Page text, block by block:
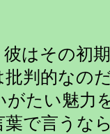
彼はその初
判的なの
たい魅力
で言うな